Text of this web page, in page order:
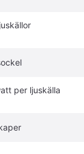
per ljuskälla